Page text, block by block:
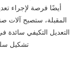
أيضًا فرصة لإجراء
المقبلة، ستصبح آلات
التعديل التكيفي سائدة
تشكيل